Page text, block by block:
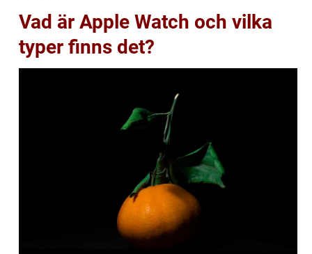
Vad är Apple Watch och vilka
typer finns det?